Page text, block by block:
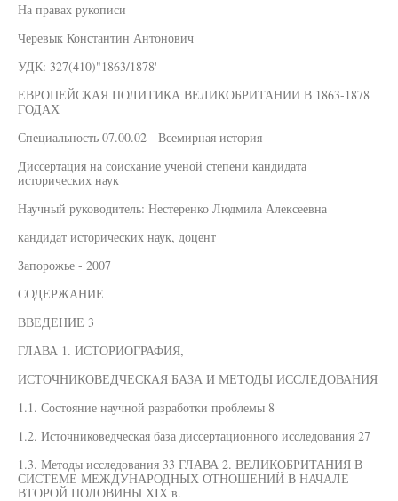
На правах рукописи
Черевык Константин Антонович
УДК: 327(410)"1863/1878'
ЕВРОПЕЙСКАЯ ПОЛИТИКА ВЕЛИКОБРИТАНИИ В 1863-1878
ГОДАХ
Специальность 07.00.02 - Всемирная история
Диссертация на соискание ученой степени кандидата
исторических наук
Научный руководитель: Нестеренко Людмила Алексеевна
кандидат исторических наук, доцент
Запорожье - 2007
СОДЕРЖАНИЕ
ВВЕДЕНИЕ 3
ГЛАВА 1. ИСТОРИОГРАФИЯ,
ИСТОЧНИКОВЕДЧЕСКАЯ БАЗА И МЕТОДЫ ИССЛЕДОВАНИЯ
1.1. Состояние научной разработки проблемы 8
1.2. Источниковедческая база диссертационного исследования 27
1.3. Методы исследования 33 ГЛАВА 2. ВЕЛИКОБРИТАНИЯ В
СИСТЕМЕ МЕЖДУНАРОДНЫХ ОТНОШЕНИЙ В НАЧАЛЕ
ВТОРОЙ ПОЛОВИНЫ XIX в.